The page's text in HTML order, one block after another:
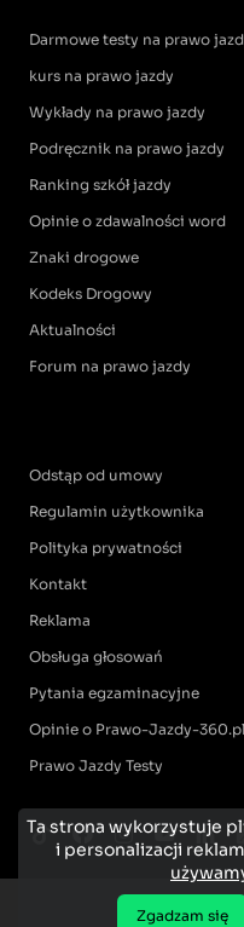
Darmowe testy na prawo
kurs na prawo jazdy
Wykłady na prawo jazdy
Podręcznik na prawo jazdy
Ranking szkół jazdy
Opinie o zdawalności word
Znaki drogowe
Kodeks Drogowy
Aktualności
Forum na prawo jazdy
Odstąp od umowy
Regulamin użytkownika
Polityka prywatności
Kontakt
Reklama
Obsługa głosowań
Pytania egzaminacyjne
Opinie o Prawo-Jazdy-360.pl
Prawo Jazdy Testy
Ta strona wykorzystuje
i personalizacji
Zgadzam się